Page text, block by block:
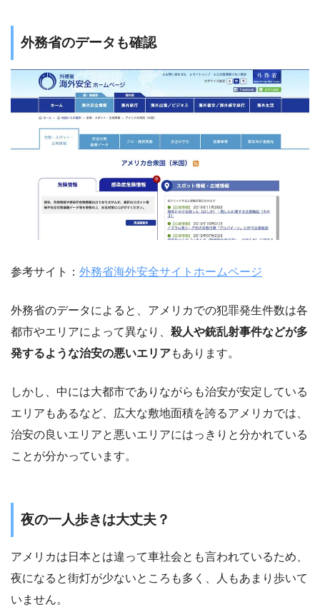
外務省のデータも確認
参考サイト： 外務省海外安全サイトホームページ
外務省のデータによると、アメリカでの犯罪発生件数は各
都市やエリアによって異なり、 殺人や銃乱射事件などが多
発するような治安の悪いエリアもあります。
しかし、中には大都市でありながらも治安が安定している
エリアもあるなど、広大な敷地面積を誇るアメリカでは、
治安の良いエリアと悪いエリアにはっきりと分かれている
ことが分かっています。
夜の一人歩きは大丈夫？
アメリカは日本とは違って車社会とも言われているため、
夜になると街灯が少ないところも多く、人もあまり歩いて
いません。